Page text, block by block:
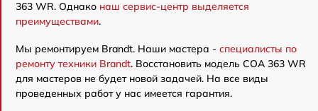
363 WR. Однако наш сервис-центр выделяется
преимуществами.
Мы ремонтируем Brandt. Наши мастера - специалисты по
ремонту техники Brandt. Восстановить модель COA 363 WR
для мастеров не будет новой задачей. На все виды
проведенных работ у нас имеется гарантия.